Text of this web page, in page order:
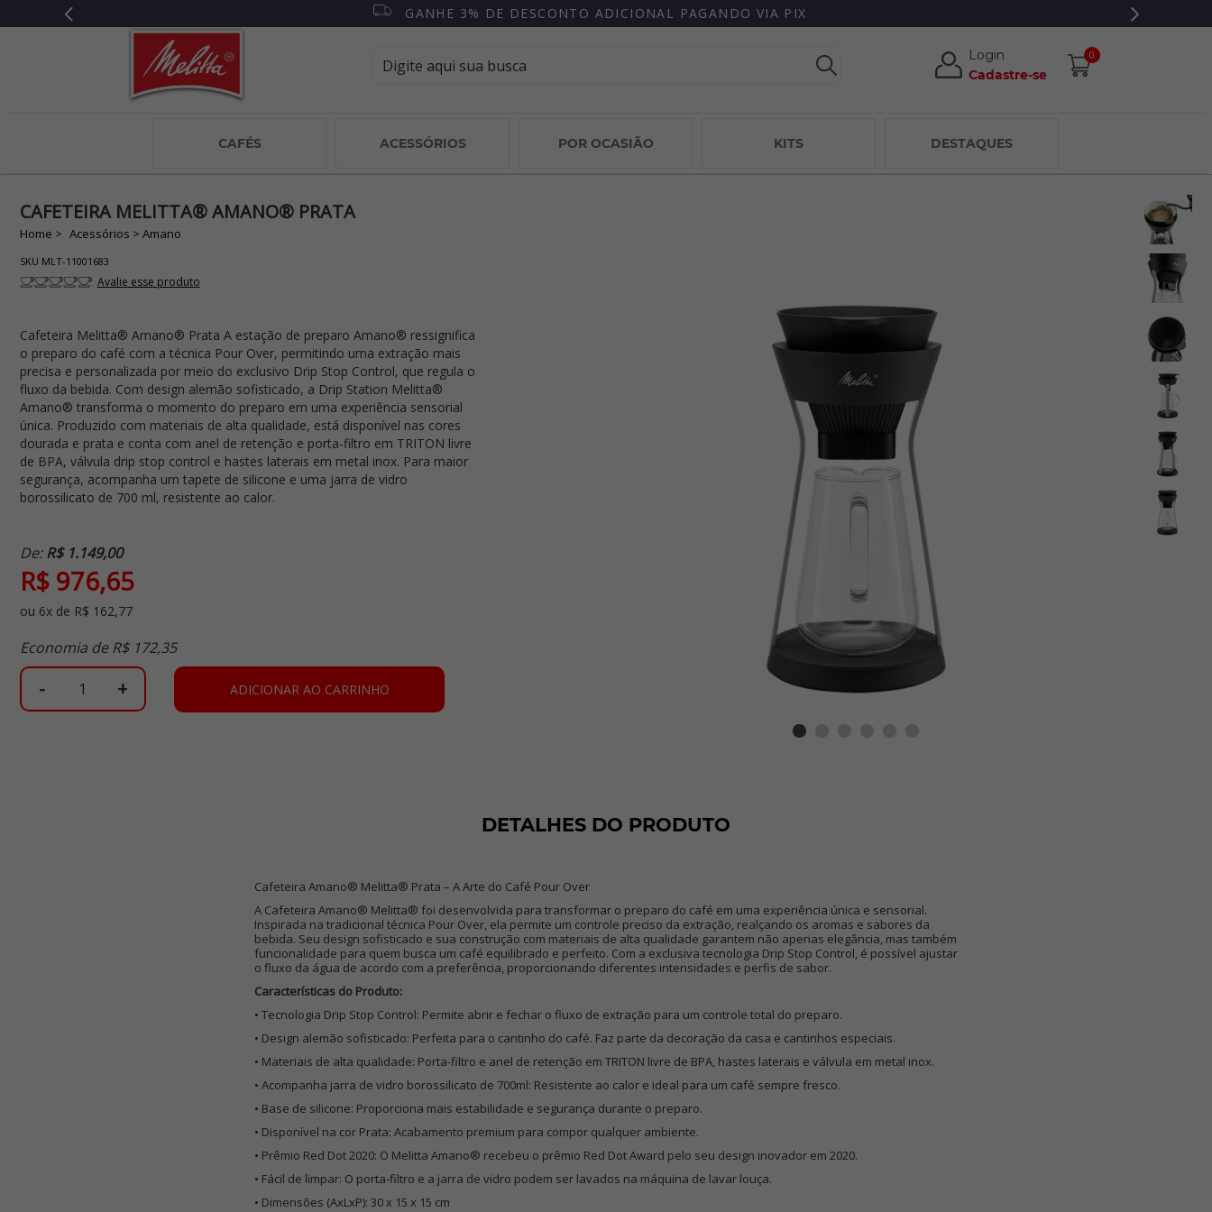
GANHE 3% DE DESCONTO ADICIONAL PAGANDO VIA PIX
Login
Cadastre-se
0
CAFÉS ACESSÓRIOS POR OCASIÃO KITS DESTAQUES
CAFETEIRA MELITTA® AMANO® PRATA
Acessórios Amano
SKU MLT-11001683
Avalie esse produto
Cafeteira Melitta® Amano® Prata A estação de preparo Amano® ressignifica
o preparo do café com a técnica Pour Over, permitindo uma extração mais
precisa e personalizada por meio do exclusivo Drip Stop Control, que regula o
fluxo da bebida. Com design alemão sofisticado, a Drip Station Melitta®
Amano® transforma o momento do preparo em uma experiência sensorial
única. Produzido com materiais de alta qualidade, está disponível nas cores
dourada e prata e conta com anel de retenção e porta-filtro em TRITON livre
de BPA, válvula drip stop control e hastes laterais em metal inox. Para maior
segurança, acompanha um tapete de silicone e uma jarra de vidro
borossilicato de 700 ml, resistente ao calor.
De:R$ 1.149,00
R$ 976,65
ou 6xde R$ 162,77
Economia deR$ 172,35
- + ADICIONAR AO CARRINHO
DETALHES DO PRODUTO
Cafeteira Amano® Melitta® Prata – A Arte do Café Pour Over
A Cafeteira Amano® Melitta® foi desenvolvida para transformar o preparo do café em uma experiência única e sensorial.
Inspirada na tradicional técnica Pour Over, ela permite um controle preciso da extração, realçando os aromas e sabores da
bebida. Seu design sofisticado e sua construção com materiais de alta qualidade garantem não apenas elegância, mas também
funcionalidade para quem busca um café equilibrado e perfeito. Com a exclusiva tecnologia Drip Stop Control, é possível ajustar
o fluxo da água de acordo com a preferência, proporcionando diferentes intensidades e perfis de sabor.
Características do Produto:
• Tecnologia Drip Stop Control: Permite abrir e fechar o fluxo de extração para um controle total do preparo.
• Design alemão sofisticado: Perfeita para o cantinho do café. Faz parte da decoração da casa e cantinhos especiais.
• Materiais de alta qualidade: Porta-filtro e anel de retenção em TRITON livre de BPA, hastes laterais e válvula em metal inox.
• Acompanha jarra de vidro borossilicato de 700ml: Resistente ao calor e ideal para um café sempre fresco.
• Base de silicone: Proporciona mais estabilidade e segurança durante o preparo.
• Disponível na cor Prata: Acabamento premium para compor qualquer ambiente.
• Prêmio Red Dot 2020: O Melitta Amano® recebeu o prêmio Red Dot Award pelo seu design inovador em 2020.
• Fácil de limpar: O porta-filtro e a jarra de vidro podem ser lavados na máquina de lavar louça.
• Dimensões (AxLxP): 30 x 15 x 15 cm